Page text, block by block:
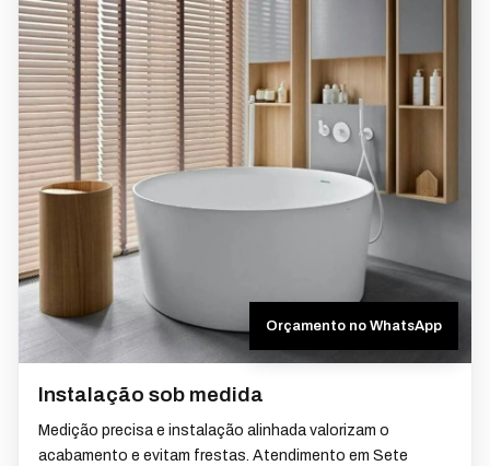
Instalação sob medida
Medição precisa e instalação alinhada valorizam o
acabamento e evitam frestas. Atendimento em Sete
Orçamento no WhatsApp